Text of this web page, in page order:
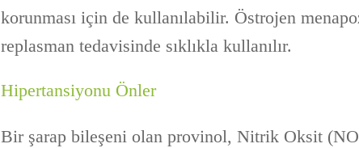
korunması için de kullanılabilir. Östrojen
replasman tedavisinde sıklıkla kullanılır.
Hipertansiyonu Önler
Bir şarap bileşeni olan provinol, Nitrik Oksit